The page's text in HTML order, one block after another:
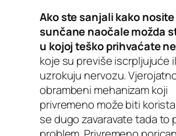
Ako ste sanjali kako nosite
sunčane naočale možda
u kojoj teško prihvaćate
koje su previše iscrpljujuće
uzrokuju nervozu.
obrambeni mehanizam koji
privremeno može biti
se dugo zavaravate tada to